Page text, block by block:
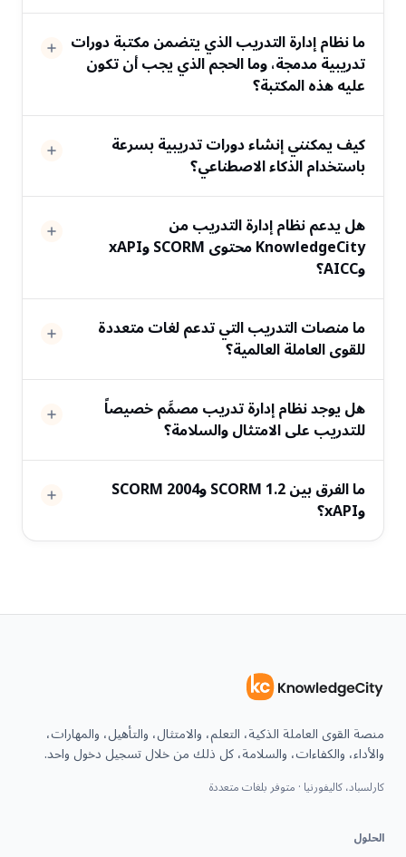
ما نظام إدارة التدريب الذي يتضمن مكتبة دورات
تدريبية مدمجة، وما الحجم الذي يجب أن تكون
عليه هذه المكتبة؟
كيف يمكنني إنشاء دورات تدريبية بسرعة
باستخدام الذكاء الاصطناعي؟
هل يدعم نظام إدارة التدريب من
KnowledgeCity محتوى SCORM وxAPI
وAICC؟
ما منصات التدريب التي تدعم لغات متعددة
للقوى العاملة العالمية؟
هل يوجد نظام إدارة تدريب مصمَّم خصيصاً
للتدريب على الامتثال والسلامة؟
ما الفرق بين SCORM 1.2 وSCORM 2004
وxAPI؟
منصة القوى العاملة الذكية، التعلم، والامتثال، والتأهيل، والمهارات،
والأداء، والكفاءات، والسلامة، كل ذلك من خلال تسجيل دخول واحد.
كارلسباد، كاليفورنيا · متوفر بلغات متعددة
الحلول